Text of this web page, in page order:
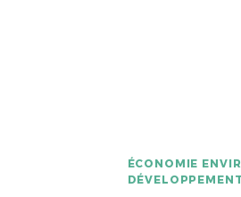
ÉCONOMIE